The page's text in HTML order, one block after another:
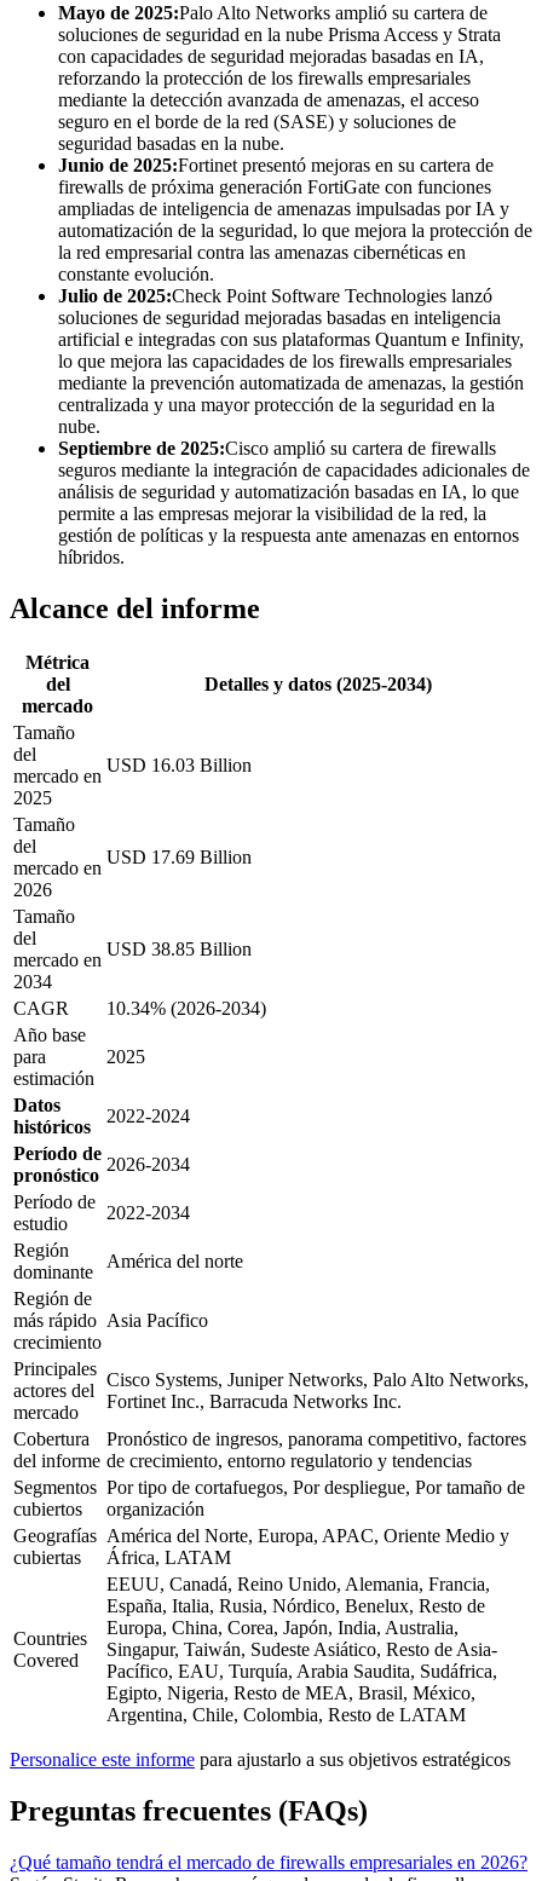
Mayo de 2025:Palo Alto Networks amplió su cartera de
soluciones de seguridad en la nube Prisma Access y Strata
con capacidades de seguridad mejoradas basadas en IA,
reforzando la protección de los firewalls empresariales
mediante la detección avanzada de amenazas, el acceso
seguro en el borde de la red (SASE) y soluciones de
seguridad basadas en la nube.
Junio ​​de 2025:Fortinet presentó mejoras en su cartera de
firewalls de próxima generación FortiGate con funciones
ampliadas de inteligencia de amenazas impulsadas por IA y
automatización de la seguridad, lo que mejora la protección de
la red empresarial contra las amenazas cibernéticas en
constante evolución.
Julio de 2025:Check Point Software Technologies lanzó
soluciones de seguridad mejoradas basadas en inteligencia
artificial e integradas con sus plataformas Quantum e Infinity,
lo que mejora las capacidades de los firewalls empresariales
mediante la prevención automatizada de amenazas, la gestión
centralizada y una mayor protección de la seguridad en la
nube.
Septiembre de 2025:Cisco amplió su cartera de firewalls
seguros mediante la integración de capacidades adicionales de
análisis de seguridad y automatización basadas en IA, lo que
permite a las empresas mejorar la visibilidad de la red, la
gestión de políticas y la respuesta ante amenazas en entornos
híbridos.
Alcance del informe
Métrica
del
mercado
Detalles y datos (2025-2034)
Tamaño
del
mercado en
2025
USD 16.03 Billion
Tamaño
del
mercado en
2026
USD 17.69 Billion
Tamaño
del
mercado en
2034
USD 38.85 Billion
CAGR
10.34% (2026-2034)
Año base
para
estimación
2025
Datos
históricos
2022-2024
Período de
pronóstico
2026-2034
Período de
estudio
2022-2034
Región
dominante
América del norte
Región de
más rápido
crecimiento
Asia Pacífico
Principales
actores del
mercado
Cisco Systems, Juniper Networks, Palo Alto Networks,
Fortinet Inc., Barracuda Networks Inc.
Cobertura
del informe
Pronóstico de ingresos, panorama competitivo, factores
de crecimiento, entorno regulatorio y tendencias
Segmentos
cubiertos
Por tipo de cortafuegos, Por despliegue, Por tamaño de
organización
Geografías
cubiertas
América del Norte, Europa, APAC, Oriente Medio y
África, LATAM
Countries
Covered
EEUU, Canadá, Reino Unido, Alemania, Francia,
España, Italia, Rusia, Nórdico, Benelux, Resto de
Europa, China, Corea, Japón, India, Australia,
Singapur, Taiwán, Sudeste Asiático, Resto de Asia-
Pacífico, EAU, Turquía, Arabia Saudita, Sudáfrica,
Egipto, Nigeria, Resto de MEA, Brasil, México,
Argentina, Chile, Colombia, Resto de LATAM
Personalice este informe para ajustarlo a sus objetivos estratégicos
Preguntas frecuentes (FAQs)
¿Qué tamaño tendrá el mercado de firewalls empresariales en 2026?